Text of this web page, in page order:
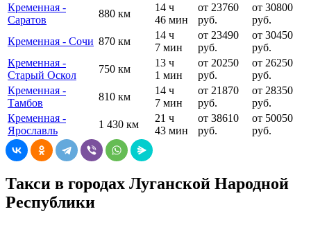
Кременная -
Саратов
880 км
14 ч
46 мин
от 23760
руб.
от 30800
руб.
Кременная - Сочи 870 км
14 ч
7 мин
от 23490
руб.
от 30450
руб.
Кременная -
Старый Оскол
750 км
13 ч
1 мин
от 20250
руб.
от 26250
руб.
Кременная -
Тамбов
810 км
14 ч
7 мин
от 21870
руб.
от 28350
руб.
Кременная -
Ярославль
1 430 км
21 ч
43 мин
от 38610
руб.
от 50050
руб.
Такси в городах Луганской Народной
Республики